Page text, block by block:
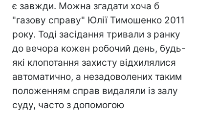
є завжди. Можна згадати хоча б
"газову справу" Юлії Тимошенко 2011
року. Тоді засідання тривали з ранку
до вечора кожен робочий день, будь-
які клопотання захисту відхилялися
автоматично, а незадоволених таким
положенням справ видаляли із залу
суду, часто з допомогою